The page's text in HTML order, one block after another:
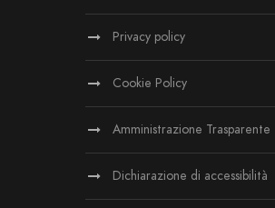
Privacy policy
Cookie Policy
Amministrazione Trasparente
Dichiarazione di accessibilità